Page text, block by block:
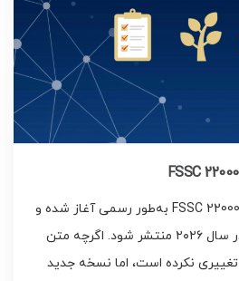
فرآیند توسعه FSSC 22000 Version 7 به‌طور رسمی آغاز شده و
انتظار می‌رود این نسخه در سال ۲۰۲۶ منتشر شود. اگرچه متن
استاندارد پایه ISO 22000 تغییری نکرده است، اما نسخه جدید